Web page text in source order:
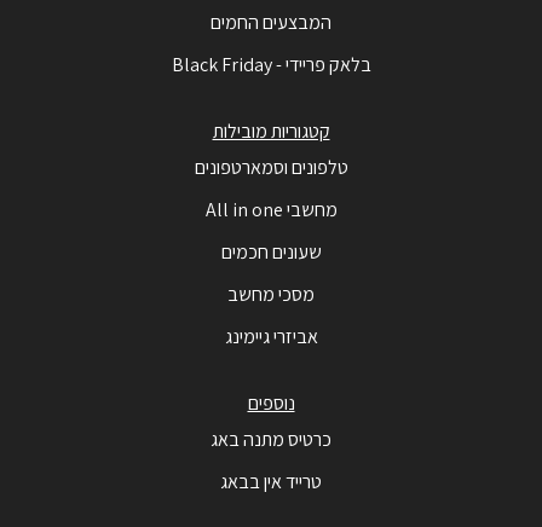
המבצעים החמים
בלאק פריידי - Black Friday
קטגוריות מובילות
טלפונים וסמארטפונים
מחשבי All in one
שעונים חכמים
מסכי מחשב
אביזרי גיימינג
נוספים
כרטיס מתנה באג
טרייד אין בבאג